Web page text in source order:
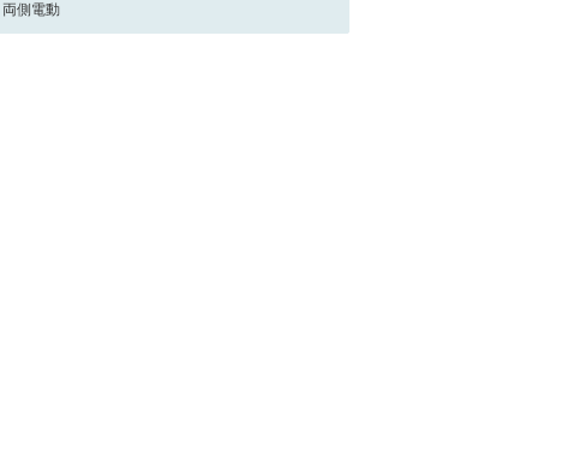
両側電動